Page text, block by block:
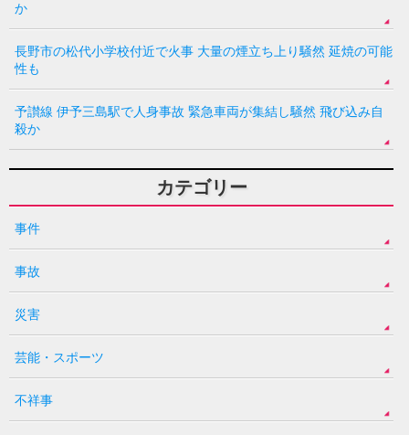
か
長野市の松代小学校付近で火事 大量の煙立ち上り騒然 延焼の可能
性も
予讃線 伊予三島駅で人身事故 緊急車両が集結し騒然 飛び込み自
殺か
カテゴリー
事件
事故
災害
芸能・スポーツ
不祥事